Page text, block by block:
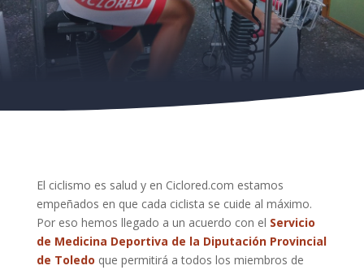
El ciclismo es salud y en Ciclored.com estamos
empeñados en que cada ciclista se cuide al máximo.
Por eso hemos llegado a un acuerdo con el Servicio
de Medicina Deportiva de la Diputación Provincial
de Toledo que permitirá a todos los miembros de